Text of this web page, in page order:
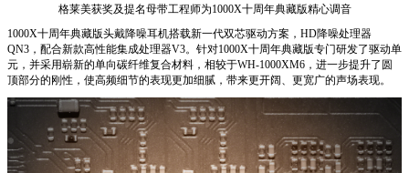
格莱美获奖及提名母带工程师为1000X十周年典藏版精心调音
1000X十周年典藏版头戴降噪耳机搭载新一代双芯驱动方案，HD降噪处理器
QN3，配合新款高性能集成处理器V3。针对1000X十周年典藏版专门研发了驱动单
元，并采用崭新的单向碳纤维复合材料，相较于WH-1000XM6，进一步提升了圆
顶部分的刚性，使高频细节的表现更加细腻，带来更开阔、更宽广的声场表现。